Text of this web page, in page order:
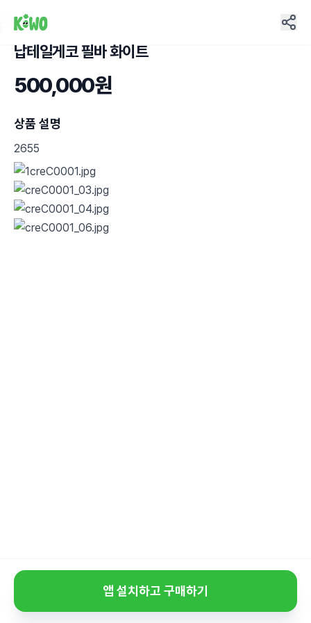
납테일게코 필바 화이트
500,000원
상품 설명
2655
앱 설치하고 구매하기